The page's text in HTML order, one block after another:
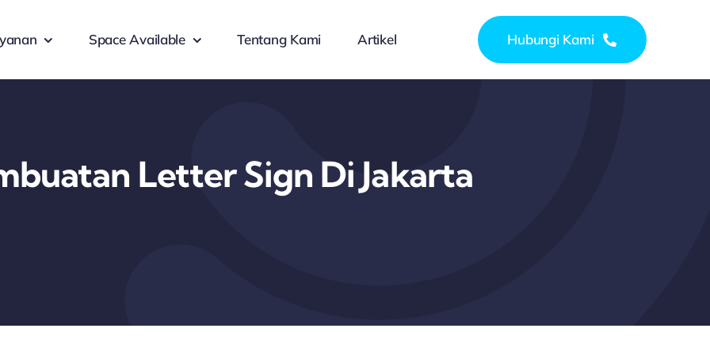
Space Available Tentang Kami Artikel Hubungi Kami
Letter Sign Di Jakarta